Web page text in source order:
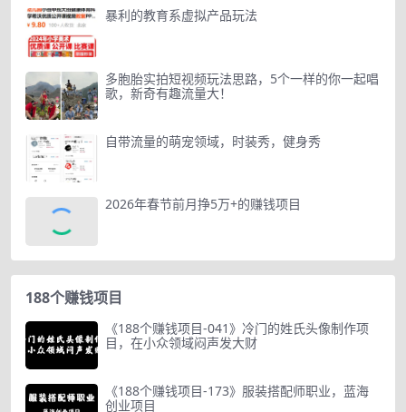
暴利的教育系虚拟产品玩法
多胞胎实拍短视频玩法思路，5个一样的你一起唱
歌，新奇有趣流量大！
自带流量的萌宠领域，时装秀，健身秀
2026年春节前月挣5万+的赚钱项目
188个赚钱项目
《188个赚钱项目-041》冷门的姓氏头像制作项
目，在小众领域闷声发大财
《188个赚钱项目-173》服装搭配师职业，蓝海
创业项目